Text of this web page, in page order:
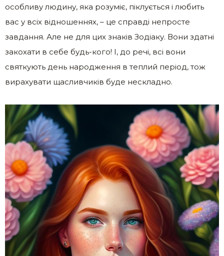
особливу людину, яка розуміє, піклується і любить
вас у всіх відношеннях, – це справді непросте
завдання. Але не для цих знаків Зодіаку. Вони здатні
закохати в себе будь-кого! І, до речі, всі вони
святкують день народження в теплий період, тож
вирахувати щасливчиків буде нескладно.